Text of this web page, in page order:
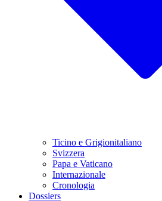
Ticino e Grigionitaliano
Svizzera
Papa e Vaticano
Internazionale
Cronologia
Dossiers